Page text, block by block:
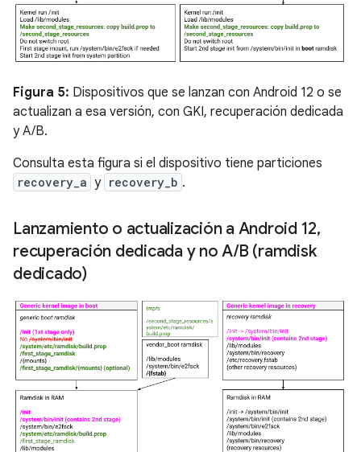
Figura 5: Dispositivos que se lanzan con Android 12 o se
actualizan a esa versión, con GKI, recuperación dedicada
y A/B.
Consulta esta figura si el dispositivo tiene particiones
recovery_a y recovery_b .
Lanzamiento o actualización a Android 12,
recuperación dedicada y no A/B (ramdisk
dedicado)